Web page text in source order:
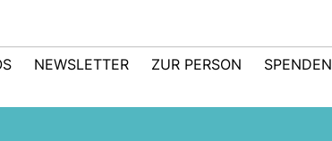
NEWSLETTER ZUR PERSON SPENDEN